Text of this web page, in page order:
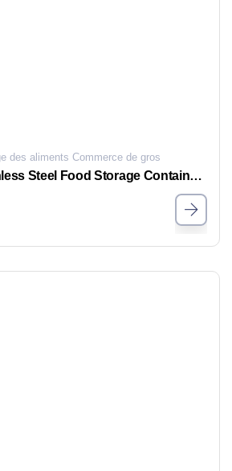
des aliments Commerce de gros
Colorful 304 Stainless Steel Food Storage Containers with Clear Lids & Handle | Leakproof Meal Prep Bento Lunch Boxes for Kitchen, Office & Travel